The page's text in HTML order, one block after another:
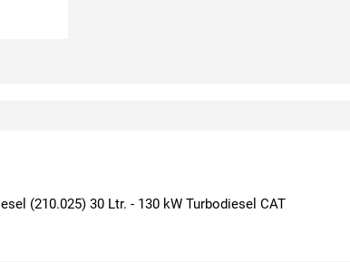
(210.025) 30 Ltr. - 130 kW Turbodiesel CAT